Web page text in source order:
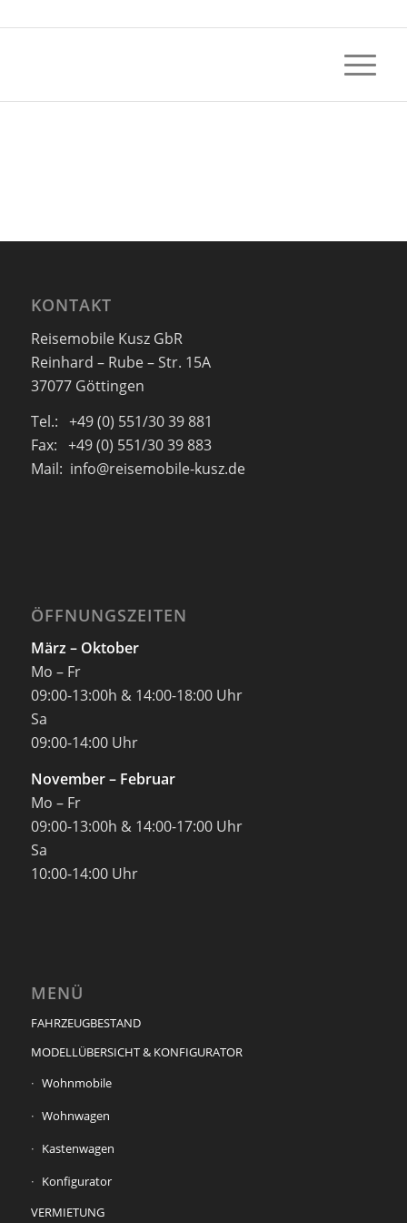
KONTAKT
Reisemobile Kusz GbR
Reinhard – Rube – Str. 15A
37077 Göttingen
Tel.: +49 (0) 551/30 39 881
Fax: +49 (0) 551/30 39 883
Mail: info@reisemobile-kusz.de
ÖFFNUNGSZEITEN
März – Oktober
Mo – Fr
09:00-13:00h & 14:00-18:00 Uhr
Sa
09:00-14:00 Uhr
November – Februar
Mo – Fr
09:00-13:00h & 14:00-17:00 Uhr
Sa
10:00-14:00 Uhr
MENÜ
FAHRZEUGBESTAND
MODELLÜBERSICHT & KONFIGURATOR
Wohnmobile
Wohnwagen
Kastenwagen
Konfigurator
VERMIETUNG